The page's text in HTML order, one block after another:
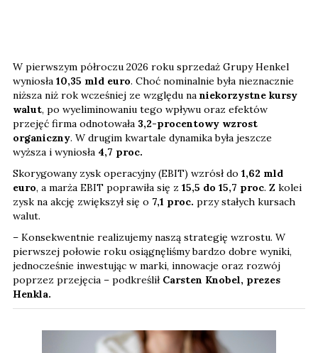
W pierwszym półroczu 2026 roku sprzedaż Grupy Henkel
wyniosła 10,35 mld euro. Choć nominalnie była nieznacznie
niższa niż rok wcześniej ze względu na niekorzystne kursy
walut, po wyeliminowaniu tego wpływu oraz efektów
przejęć firma odnotowała 3,2-procentowy wzrost
organiczny. W drugim kwartale dynamika była jeszcze
wyższa i wyniosła 4,7 proc.
Skorygowany zysk operacyjny (EBIT) wzrósł do 1,62 mld
euro, a marża EBIT poprawiła się z 15,5 do 15,7 proc. Z kolei
zysk na akcję zwiększył się o 7,1 proc. przy stałych kursach
walut.
– Konsekwentnie realizujemy naszą strategię wzrostu. W
pierwszej połowie roku osiągnęliśmy bardzo dobre wyniki,
jednocześnie inwestując w marki, innowacje oraz rozwój
poprzez przejęcia – podkreślił Carsten Knobel, prezes
Henkla.